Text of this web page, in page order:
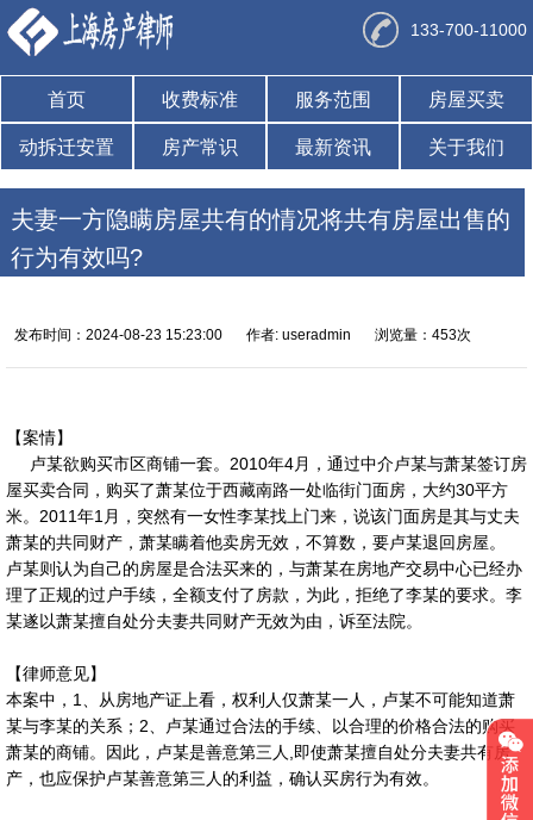
133-700-11000
首页 收费标准 服务范围 房屋买卖
动拆迁安置 房产常识 最新资讯 关于我们
夫妻一方隐瞒房屋共有的情况将共有房屋出售的
行为有效吗?
发布时间：2024-08-23 15:23:00 作者: useradmin 浏览量：453次
【案情】
卢某欲购买市区商铺一套。2010年4月，通过中介卢某与萧某签订房
屋买卖合同，购买了萧某位于西藏南路一处临街门面房，大约30平方
米。2011年1月，突然有一女性李某找上门来，说该门面房是其与丈夫
萧某的共同财产，萧某瞒着他卖房无效，不算数，要卢某退回房屋。
卢某则认为自己的房屋是合法买来的，与萧某在房地产交易中心已经办
理了正规的过户手续，全额支付了房款，为此，拒绝了李某的要求。李
某遂以萧某擅自处分夫妻共同财产无效为由，诉至法院。
【律师意见】
本案中，1、从房地产证上看，权利人仅萧某一人，卢某不可能知道萧
某与李某的关系；2、卢某通过合法的手续、以合理的价格合法的购买
萧某的商铺。因此，卢某是善意第三人,即使萧某擅自处分夫妻共有房
产，也应保护卢某善意第三人的利益，确认买房行为有效。